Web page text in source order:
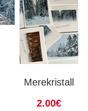
Merekristall
2.00€